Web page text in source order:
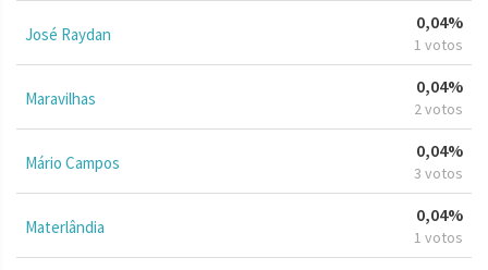
José Raydan
0,04%
1 votos
Maravilhas
0,04%
2 votos
Mário Campos
0,04%
3 votos
Materlândia
0,04%
1 votos